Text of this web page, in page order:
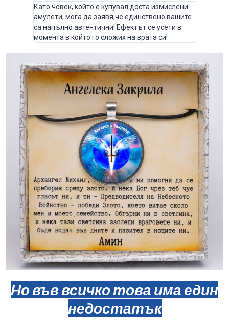
Като човек, който е купувал доста измислени
амулети, мога да заявя,че единствено вашите
са напълно автентични! Ефектът се усети в
момента в който го сложих на врата си!
Но във всичко това има един
недостатък